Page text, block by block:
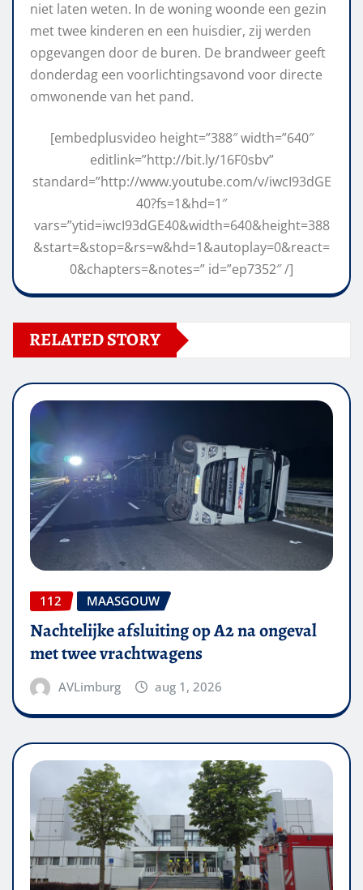
niet laten weten. In de woning woonde een gezin
met twee kinderen en een huisdier, zij werden
opgevangen door de buren. De brandweer geeft
donderdag een voorlichtingsavond voor directe
omwonende van het pand.
[embedplusvideo height=”388″ width=”640″
editlink=”http://bit.ly/16F0sbv”
standard=”http://www.youtube.com/v/iwcI93dGE
40?fs=1&hd=1″
vars=”ytid=iwcI93dGE40&width=640&height=388
&start=&stop=&rs=w&hd=1&autoplay=0&react=
0&chapters=&notes=” id=”ep7352″ /]
RELATED STORY
112 MAASGOUW
Nachtelijke afsluiting op A2 na ongeval
met twee vrachtwagens
AVLimburg aug 1, 2026